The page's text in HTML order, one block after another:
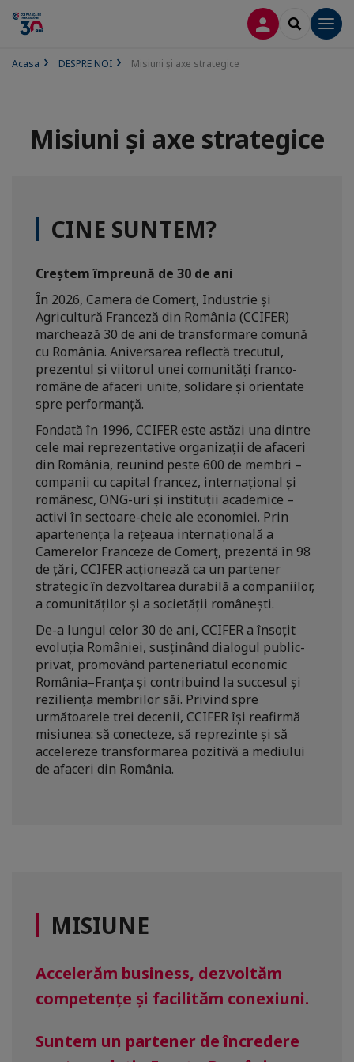
CONECTARE
SEARCH
Acasa DESPRE NOI Misiuni și axe strategice
Misiuni și axe strategice
CINE SUNTEM?
Creștem împreună de 30 de ani
În 2026, Camera de Comerț, Industrie și
Agricultură Franceză din România (CCIFER)
marchează 30 de ani de transformare comună
cu România. Aniversarea reflectă trecutul,
prezentul și viitorul unei comunități franco-
române de afaceri unite, solidare și orientate
spre performanță.
Fondată în 1996, CCIFER este astăzi una dintre
cele mai reprezentative organizații de afaceri
din România, reunind peste 600 de membri –
companii cu capital francez, internațional și
românesc, ONG-uri și instituții academice –
activi în sectoare-cheie ale economiei. Prin
apartenența la rețeaua internațională a
Camerelor Franceze de Comerț, prezentă în 98
de țări, CCIFER acționează ca un partener
strategic în dezvoltarea durabilă a companiilor,
a comunităților și a societății românești.
De-a lungul celor 30 de ani, CCIFER a însoțit
evoluția României, susținând dialogul public-
privat, promovând parteneriatul economic
România–Franța și contribuind la succesul și
reziliența membrilor săi. Privind spre
următoarele trei decenii, CCIFER își reafirmă
misiunea: să conecteze, să reprezinte și să
accelereze transformarea pozitivă a mediului
de afaceri din România.
MISIUNE
Accelerăm business, dezvoltăm
competențe și facilităm conexiuni.
Suntem un partener de încredere